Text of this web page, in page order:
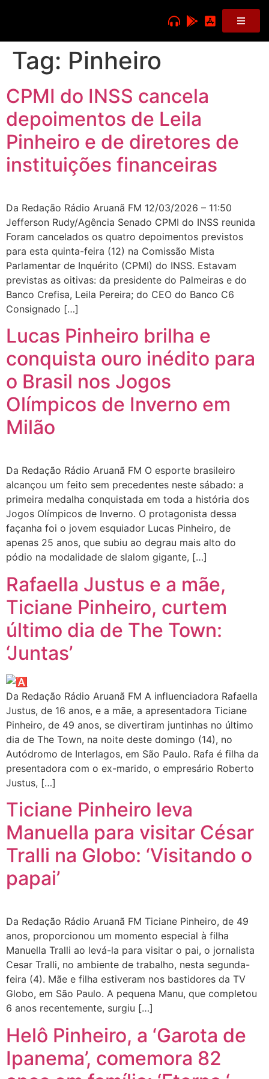
Tag: Pinheiro
CPMI do INSS cancela
depoimentos de Leila
Pinheiro e de diretores de
instituições financeiras
Da Redação Rádio Aruanã FM 12/03/2026 – 11:50
Jefferson Rudy/Agência Senado CPMI do INSS reunida
Foram cancelados os quatro depoimentos previstos
para esta quinta-feira (12) na Comissão Mista
Parlamentar de Inquérito (CPMI) do INSS. Estavam
previstas as oitivas: da presidente do Palmeiras e do
Banco Crefisa, Leila Pereira; do CEO do Banco C6
Consignado […]
Lucas Pinheiro brilha e
conquista ouro inédito para
o Brasil nos Jogos
Olímpicos de Inverno em
Milão
Da Redação Rádio Aruanã FM O esporte brasileiro
alcançou um feito sem precedentes neste sábado: a
primeira medalha conquistada em toda a história dos
Jogos Olímpicos de Inverno. O protagonista dessa
façanha foi o jovem esquiador Lucas Pinheiro, de
apenas 25 anos, que subiu ao degrau mais alto do
pódio na modalidade de slalom gigante, […]
Rafaella Justus e a mãe,
Ticiane Pinheiro, curtem
último dia de The Town:
‘Juntas’
Da Redação Rádio Aruanã FM A influenciadora Rafaella
Justus, de 16 anos, e a mãe, a apresentadora Ticiane
Pinheiro, de 49 anos, se divertiram juntinhas no último
dia de The Town, na noite deste domingo (14), no
Autódromo de Interlagos, em São Paulo. Rafa é filha da
presentadora com o ex-marido, o empresário Roberto
Justus, […]
Ticiane Pinheiro leva
Manuella para visitar César
Tralli na Globo: ‘Visitando o
papai’
Da Redação Rádio Aruanã FM Ticiane Pinheiro, de 49
anos, proporcionou um momento especial à filha
Manuella Tralli ao levá-la para visitar o pai, o jornalista
Cesar Tralli, no ambiente de trabalho, nesta segunda-
feira (4). Mãe e filha estiveram nos bastidores da TV
Globo, em São Paulo. A pequena Manu, que completou
6 anos recentemente, surgiu […]
Helô Pinheiro, a ‘Garota de
Ipanema’, comemora 82